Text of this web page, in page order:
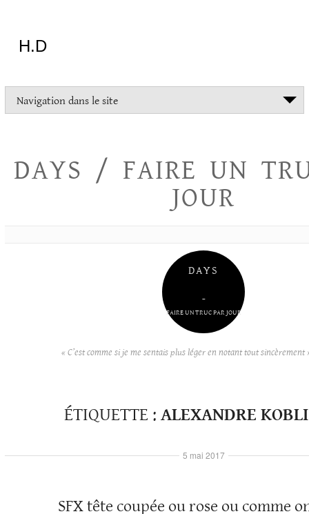
H.D
tout
essayer
Navigation dans le site
DAYS / FAIRE UN
JOUR
DAYS
–
FAIRE UN TRUC PAR JOUR
« C’est comme si je me sentais plus léger en notant tout sincèrement
ÉTIQUETTE : ALEXANDRE
SFX tête coupée ou rose ou comme
5 mai 2017